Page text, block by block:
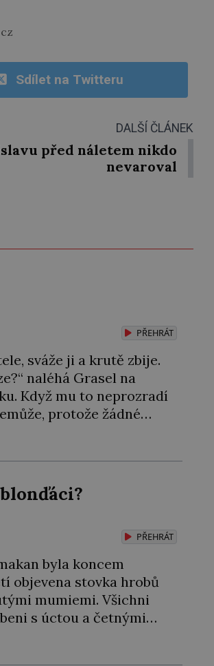
Sdílet na Twitteru
DALŠÍ ČLÁNEK
před náletem nikdo
nevaroval
PŘEHRÁT
sváže ji a krutě zbije.
naléhá Grasel na
Když mu to neprozradí
protože žádné
nebývale krutý. Jeho
dlouho po jeho
PŘEHRÁT
byla koncem
objevena stovka hrobů
mumiemi. Všichni
s úctou a četnými